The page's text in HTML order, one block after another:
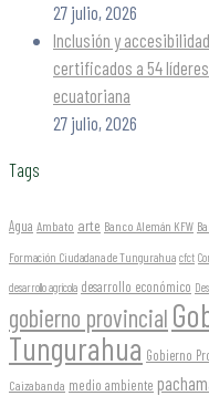
27 julio, 2026
Inclusión y
certificados a 54
ecuatoriana
27 julio, 2026
Tags
Agua Ambato arte Banco Alemán KFW
Formación Ciudadana de Tungurahua cfct
desarrollo agrícola desarrollo económico
gobierno provincial
Tungurahua Gobierno
Caizabanda medio ambiente